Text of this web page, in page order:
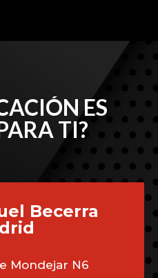
ES
TI?
Becerra
Mondejar N6